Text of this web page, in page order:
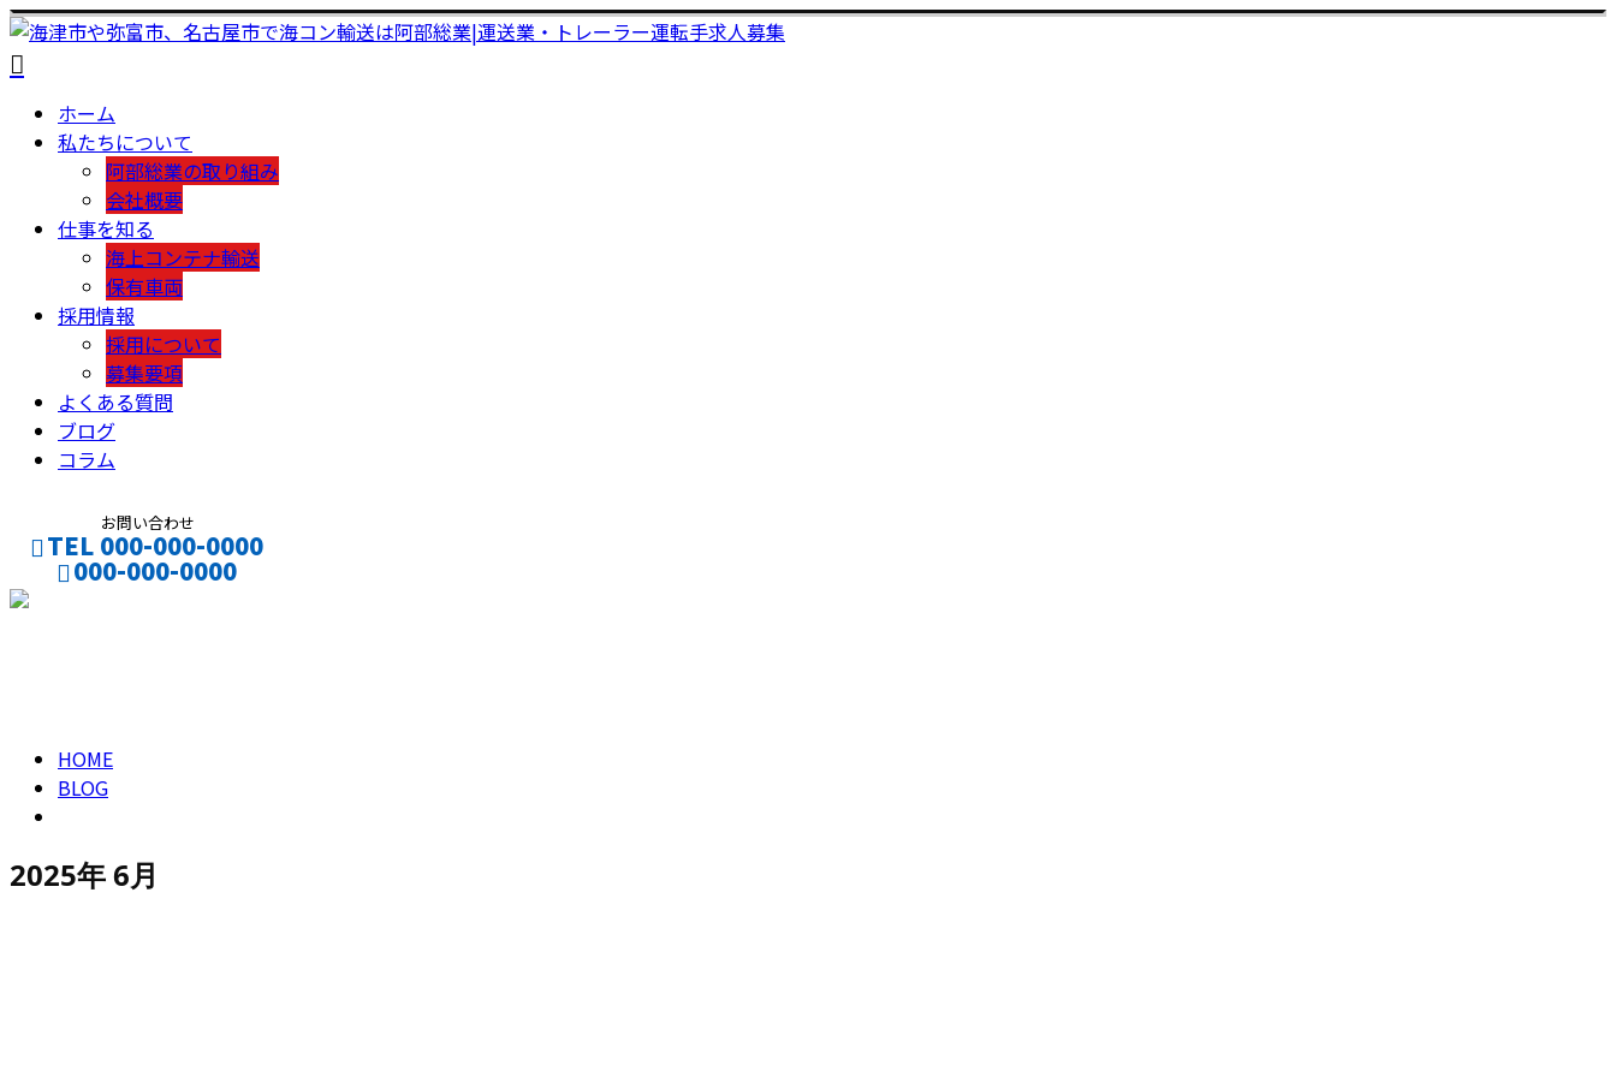
ホーム
私たちについて
阿部総業の取り組み
会社概要
仕事を知る
海上コンテナ輸送
保有車両
採用情報
採用について
募集要項
よくある質問
ブログ
コラム
お問い合わせ
TEL 000-000-0000
000-000-0000
HOME
BLOG
2025年 6月